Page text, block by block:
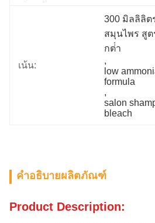
เน้น:
300 มิลลิลิต
สมุนไพร สู
กต่ํา
,
low
formula
,
salon
bleach
คำอธิบายผลิตภัณฑ์
Product Description: